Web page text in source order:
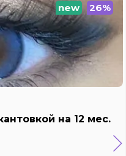
new 26%
на 12 мес.